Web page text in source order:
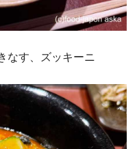
なす、ズッキーニ